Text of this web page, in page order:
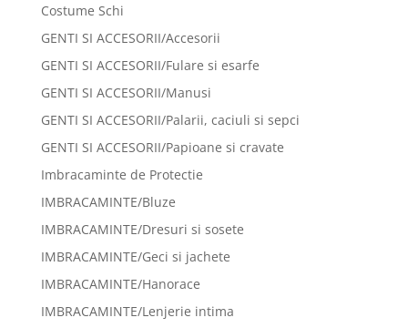
Costume Schi
GENTI SI ACCESORII/Accesorii
GENTI SI ACCESORII/Fulare si esarfe
GENTI SI ACCESORII/Manusi
GENTI SI ACCESORII/Palarii, caciuli si sepci
GENTI SI ACCESORII/Papioane si cravate
Imbracaminte de Protectie
IMBRACAMINTE/Bluze
IMBRACAMINTE/Dresuri si sosete
IMBRACAMINTE/Geci si jachete
IMBRACAMINTE/Hanorace
IMBRACAMINTE/Lenjerie intima